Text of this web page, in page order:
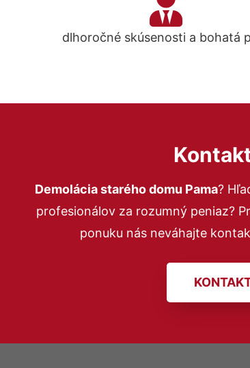
dlhoročné skúsenosti a bohatá
Demolácia starého domu Pama?
profesionálov za rozumný peniaz?
ponuku nás neváhajte